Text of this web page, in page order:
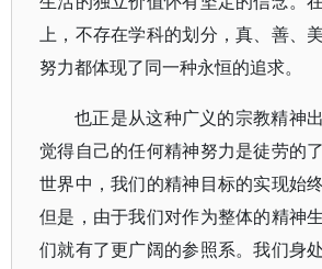
上，不存在学科的划分，真、善、
努力都体现了同一种永恒的追求。
也正是从这种广义的宗教精神
觉得自己的任何精神努力是徒劳的
世界中，我们的精神目标的实现始
但是，由于我们对作为整体的精神
们就有了更广阔的参照系。我们身